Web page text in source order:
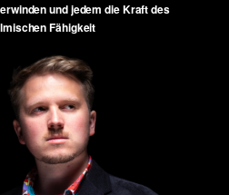
und jedem die Kraft des
Fähigkeit